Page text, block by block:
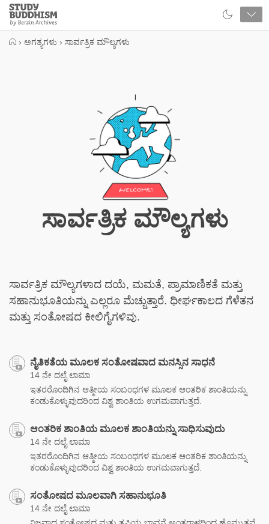
Close
Study
Buddhism
› ಅಗತ್ಯಗಳು › ಸಾರ್ವತ್ರಿಕ ಮೌಲ್ಯಗಳು
ಸಾರ್ವತ್ರಿಕ ಮೌಲ್ಯಗಳು
ಸಾರ್ವತ್ರಿಕ ಮೌಲ್ಯಗಳಾದ ದಯೆ, ಮಮತೆ, ಪ್ರಾಮಾಣಿಕತೆ ಮತ್ತು
ಸಹಾನುಭೂತಿಯನ್ನು ಎಲ್ಲರೂ ಮೆಚ್ಚುತ್ತಾರೆ. ಧೀರ್ಘಕಾಲದ ಗೆಳೆತನ
ಮತ್ತು ಸಂತೋಷದ ಕೀಲಿಗೈಗಳಿವು.
ನೈತಿಕತೆಯ ಮೂಲಕ ಸಂತೋಷವಾದ ಮನಸ್ಸಿನ ಸಾಧನೆ
14 ನೇ ದಲೈ ಲಾಮಾ
ಇತರರೊಂದಿಗಿನ ಆತ್ಮೀಯ ಸಂಬಂಧಗಳ ಮೂಲಕ ಆಂತರಿಕ ಶಾಂತಿಯನ್ನು
ಕಂಡುಕೊಳ್ಳುವುದರಿಂದ ವಿಶ್ವ ಶಾಂತಿಯ ಉಗಮವಾಗುತ್ತದೆ.
ಆಂತರಿಕ ಶಾಂತಿಯ ಮೂಲಕ ಶಾಂತಿಯನ್ನು ಸಾಧಿಸುವುದು
14 ನೇ ದಲೈ ಲಾಮಾ
ಇತರರೊಂದಿಗಿನ ಆತ್ಮೀಯ ಸಂಬಂಧಗಳ ಮೂಲಕ ಆಂತರಿಕ ಶಾಂತಿಯನ್ನು
ಕಂಡುಕೊಳ್ಳುವುದರಿಂದ ವಿಶ್ವ ಶಾಂತಿಯ ಉಗಮವಾಗುತ್ತದೆ.
ಸಂತೋಷದ ಮೂಲವಾಗಿ ಸಹಾನುಭೂತಿ
14 ನೇ ದಲೈ ಲಾಮಾ